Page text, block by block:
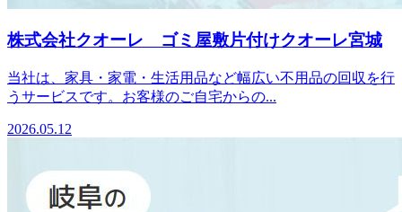
株式会社クオーレ ゴミ屋敷片付けクオーレ宮城
当社は、家具・家電・生活用品など幅広い不用品の回収を行
うサービスです。お客様のご自宅からの...
2026.05.12